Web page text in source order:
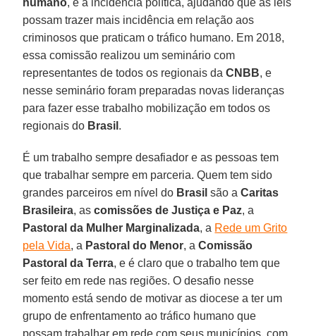
humano, e a incidência política, ajudando que as leis
possam trazer mais incidência em relação aos
criminosos que praticam o tráfico humano. Em 2018,
essa comissão realizou um seminário com
representantes de todos os regionais daCNBB, e
nesse seminário foram preparadas novas lideranças
para fazer esse trabalho mobilização em todos os
regionais do Brasil .
É um trabalho sempre desafiador e as pessoas tem
que trabalhar sempre em parceria. Quem tem sido
grandes parceiros em nível do Brasil são aCaritas
Brasileira, ascomissões de Justiça e Paz, a
Pastoral da Mulher Marginalizada, a Rede um Grito
pela Vida, a Pastoral do Menor, aComissão
Pastoral da Terra, e é claro que o trabalho tem que
ser feito em rede nas regiões. O desafio nesse
momento está sendo de motivar as diocese a ter um
grupo de enfrentamento ao tráfico humano que
possam trabalhar em rede com seus municípios, com